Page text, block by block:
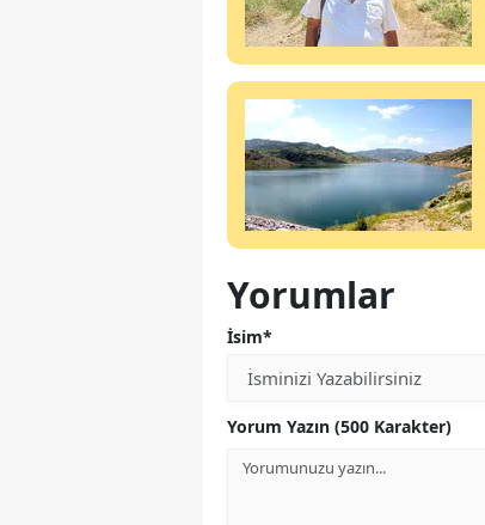
Yorumlar
İsim*
Yorum Yazın (500 Karakter)